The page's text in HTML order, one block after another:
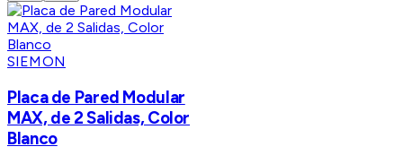
SIEMON
Placa de Pared Modular
MAX, de 2 Salidas, Color
Blanco